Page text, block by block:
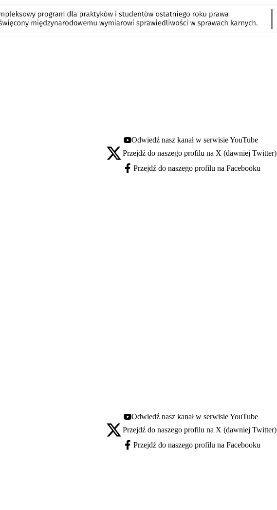
Youtube - otwiera się w nowej karcie
Odwiedź nasz kanał w serwisie YouTube
X - otwiera się w nowej karcie
Przejdź do naszego profilu na X (dawniej Twitter)
Facebook - otwiera się w nowej karcie
Przejdź do naszego profilu na Facebooku
Youtube - otwiera się w nowej karcie
Odwiedź nasz kanał w serwisie YouTube
X - otwiera się w nowej karcie
Przejdź do naszego profilu na X (dawniej Twitter)
Facebook - otwiera się w nowej karcie
Przejdź do naszego profilu na Facebooku